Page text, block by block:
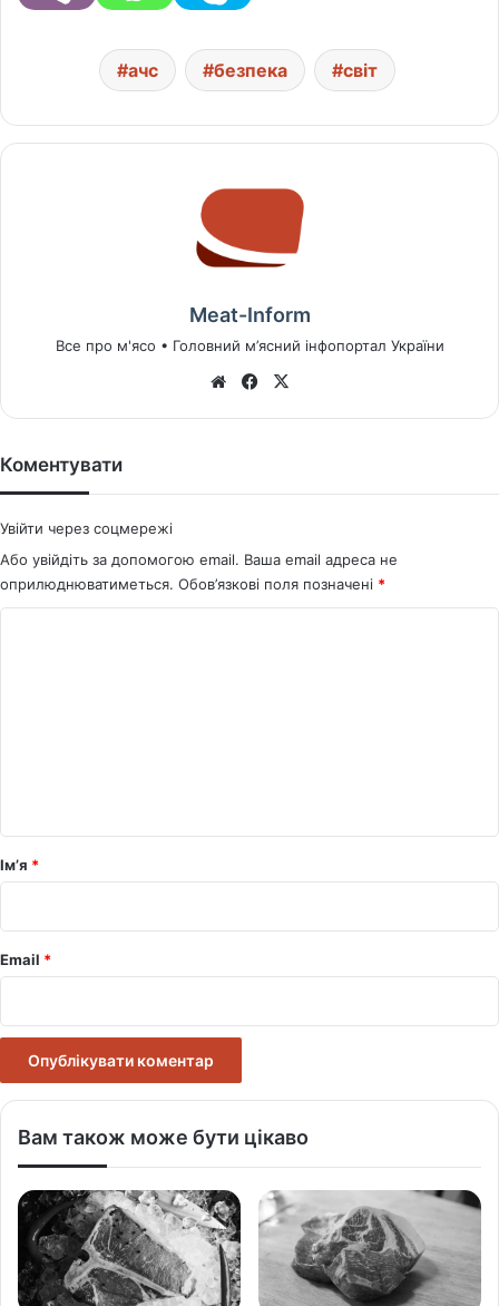
ачс безпека світ
Meat-Inform
Все про м'ясо • Головний м’ясний інфопортал України
We
Fa
Коментувати
Увійти через соцмережі
Або увійдіть за допомогою email. Ваша email адреса не
оприлюднюватиметься. Обов’язкові поля позначені *
р
*
Ім’я *
Email *
Вам також може бути цікаво